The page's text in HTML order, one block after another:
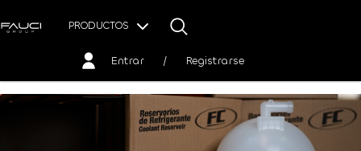
PRODUCTOS
Entrar / Registrarse